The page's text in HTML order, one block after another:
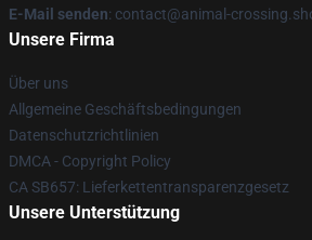
E-Mail senden: contact@animal-
Unsere Firma
Über uns
Allgemeine Geschäftsbedingungen
Datenschutzrichtlinien
DMCA - Copyright Policy
CA SB657: Lieferkettentransparenzgesetz
Unsere Unterstützung